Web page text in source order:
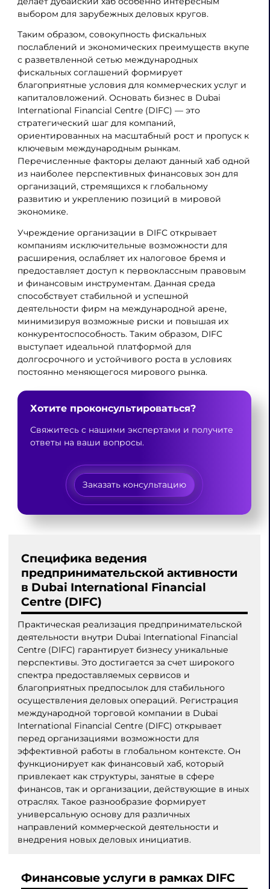
выбором для зарубежных деловых кругов.
Таким образом, совокупность фискальных
послаблений и экономических преимуществ вкупе
с разветвленной сетью международных
фискальных соглашений формирует
благоприятные условия для коммерческих услуг и
капиталовложений. Основать бизнес в Dubai
International Financial Centre (DIFC) — это
стратегический шаг для компаний,
ориентированных на масштабный рост и пропуск к
ключевым международным рынкам.
Перечисленные факторы делают данный хаб одной
из наиболее перспективных финансовых зон для
организаций, стремящихся к глобальному
развитию и укреплению позиций в мировой
экономике.
Учреждение организации в DIFC открывает
компаниям исключительные возможности для
расширения, ослабляет их налоговое бремя и
предоставляет доступ к первоклассным правовым
и финансовым инструментам. Данная среда
способствует стабильной и успешной
деятельности фирм на международной арене,
минимизируя возможные риски и повышая их
конкурентоспособность. Таким образом, DIFC
выступает идеальной платформой для
долгосрочного и устойчивого роста в условиях
постоянно меняющегося мирового рынка.
Хотите проконсультироваться?
Свяжитесь с нашими экспертами и получите
ответы на ваши вопросы.
Заказать консультацию
Специфика ведения
предпринимательской активности
в Dubai International Financial
Centre (DIFC)
Практическая реализация предпринимательской
деятельности внутри Dubai International Financial
Centre (DIFC) гарантирует бизнесу уникальные
перспективы. Это достигается за счет широкого
спектра предоставляемых сервисов и
благоприятных предпосылок для стабильного
осуществления деловых операций. Регистрация
международной торговой компании в Dubai
International Financial Centre (DIFC) открывает
перед организациями возможности для
эффективной работы в глобальном контексте. Он
функционирует как финансовый хаб, который
привлекает как структуры, занятые в сфере
финансов, так и организации, действующие в иных
отраслях. Такое разнообразие формирует
универсальную основу для различных
направлений коммерческой деятельности и
внедрения новых деловых инициатив.
Финансовые услуги в рамках DIFC